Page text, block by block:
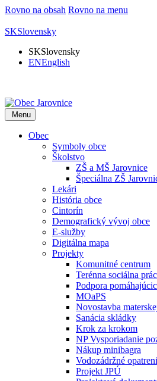
Rovno na obsah Rovno na menu
SKSlovensky
SKSlovensky
ENEnglish
Menu
Obec
Symboly obce
Školstvo
ZŠ a MŠ Jarovnice
Špeciálna ZŠ
Lekári
História obce
Cintorín
Demografický vývoj obce
E-služby
Digitálna mapa
Projekty
Komunitné centrum
Terénna sociálna
Podpora
MOaPS
Novostavba
Sanácia skládky
Krok za krokom
NP Vysporiadanie
Nákup minibagra
Vodozádržné
Projekt JPÚ